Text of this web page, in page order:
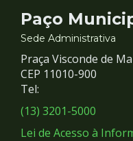
Contato
e
Redes
Sociais
Paço
Sede Administrativa
Praça Visconde de
CEP 11010-900
Tel:
(13) 3201-5000
Lei de Acesso à